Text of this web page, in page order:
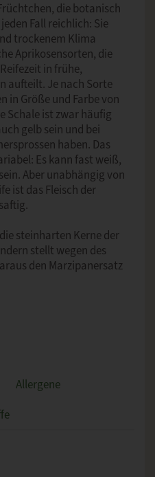
die botanisch
Fall reichlich: Sie
trockenem Klima
Aprikosensorten, die
in frühe,
aufteilt. Je nach Sorte
in Größe und Farbe von
Schale ist zwar häufig
gelb sein und bei
haben. Das
Es kann fast weiß,
Aber unabhängig von
ist das Fleisch der
steinharten Kerne der
stellt wegen des
den Marzipanersatz
Allergene